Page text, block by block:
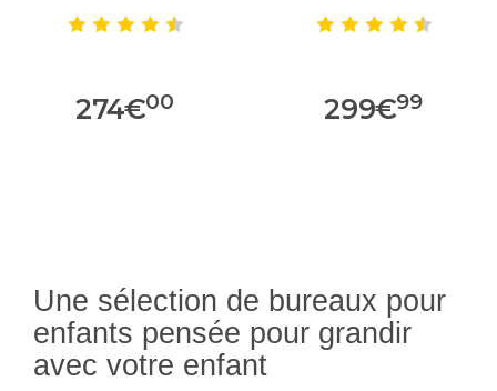
274€00 299€99
Une sélection de bureaux pour
enfants pensée pour grandir
avec votre enfant